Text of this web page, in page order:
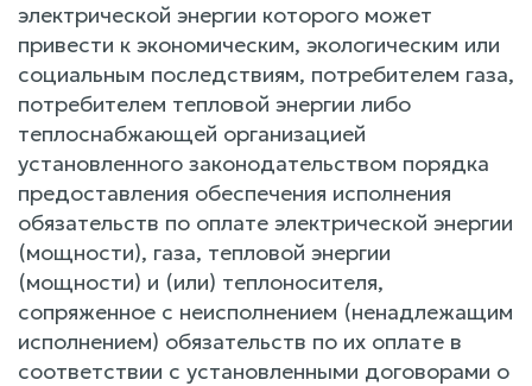
электрической энергии которого может
привести к экономическим, экологическим или
социальным последствиям, потребителем газа,
потребителем тепловой энергии либо
теплоснабжающей организацией
установленного законодательством порядка
предоставления обеспечения исполнения
обязательств по оплате электрической энергии
(мощности), газа, тепловой энергии
(мощности) и (или) теплоносителя,
сопряженное с неисполнением (ненадлежащим
исполнением) обязательств по их оплате в
соответствии с установленными договорами о